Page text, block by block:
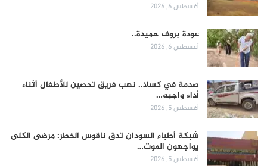
أغسطس 6, 2026
عودة بروف حميدة..
أغسطس 6, 2026
صدمة في كسلا.. نهب فريق تحصين للأطفال أثناء
أداء واجبه…
أغسطس 5, 2026
شبكة أطباء السودان تدق ناقوس الخطر: مرضى الكلى
يواجهون الموت…
أغسطس 5, 2026